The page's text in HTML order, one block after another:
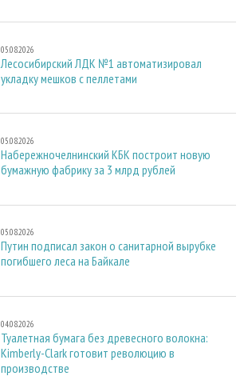
05.08.2026
Лесосибирский ЛДК №1 автоматизировал
укладку мешков с пеллетами
05.08.2026
Набережночелнинский КБК построит новую
бумажную фабрику за 3 млрд рублей
05.08.2026
Путин подписал закон о санитарной вырубке
погибшего леса на Байкале
04.08.2026
Туалетная бумага без древесного волокна:
Kimberly-Clark готовит революцию в
производстве